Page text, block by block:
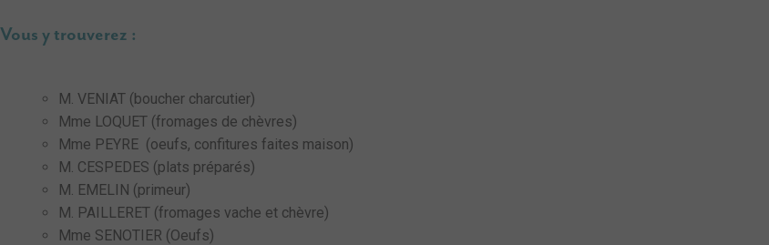
Vous y trouverez :
M. VENIAT (boucher charcutier)
Mme LOQUET (fromages de chèvres)
Mme PEYRE (oeufs, confitures faites maison)
M. CESPEDES (plats préparés)
M. EMELIN (primeur)
M. PAILLERET (fromages vache et chèvre)
Mme SENOTIER (Oeufs)